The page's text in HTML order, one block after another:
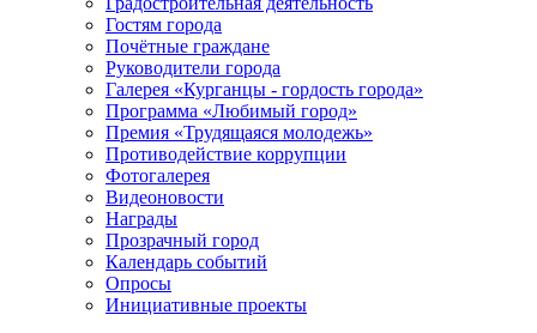
Гостям города
Почётные граждане
Руководители города
Галерея «Курганцы - гордость города»
Программа «Любимый город»
Премия «Трудящаяся молодежь»
Противодействие коррупции
Фотогалерея
Видеоновости
Награды
Прозрачный город
Календарь событий
Опросы
Инициативные проекты